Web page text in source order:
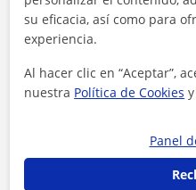
su eficacia, así como para
experiencia.
Al hacer clic en “Aceptar”,
nuestra Política de Cookies y
Panel